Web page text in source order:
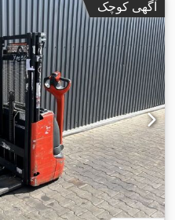
آگهی کوچک